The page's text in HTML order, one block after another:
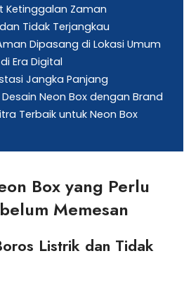
Ketinggalan Zaman
Tidak Terjangkau
Dipasang di Lokasi Umum
Era Digital
Jangka Panjang
Neon Box dengan Brand
Terbaik untuk Neon Box
Box yang Perlu
Memesan
Listrik dan Tidak